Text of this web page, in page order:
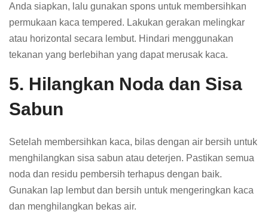
Anda siapkan, lalu gunakan spons untuk membersihkan
permukaan kaca tempered. Lakukan gerakan melingkar
atau horizontal secara lembut. Hindari menggunakan
tekanan yang berlebihan yang dapat merusak kaca.
5. Hilangkan Noda dan Sisa
Sabun
Setelah membersihkan kaca, bilas dengan air bersih untuk
menghilangkan sisa sabun atau deterjen. Pastikan semua
noda dan residu pembersih terhapus dengan baik.
Gunakan lap lembut dan bersih untuk mengeringkan kaca
dan menghilangkan bekas air.